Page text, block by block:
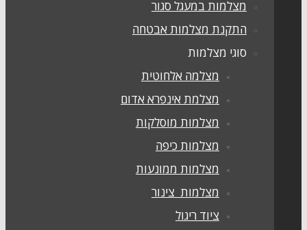
מצלמות במעגל סגור
התקנת מצלמות אבטחה
סוגי מצלמות
מצלמה אלחוטית
מצלמת אינפרא אדום
מצלמות מוסלקות
מצלמות כיפה
מצלמות ממונעות
מצלמות צינור
ציוד ריגול